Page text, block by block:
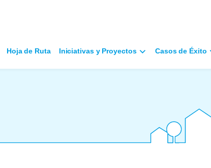
Hoja de Ruta Iniciativas y Proyectos Casos de Éxito